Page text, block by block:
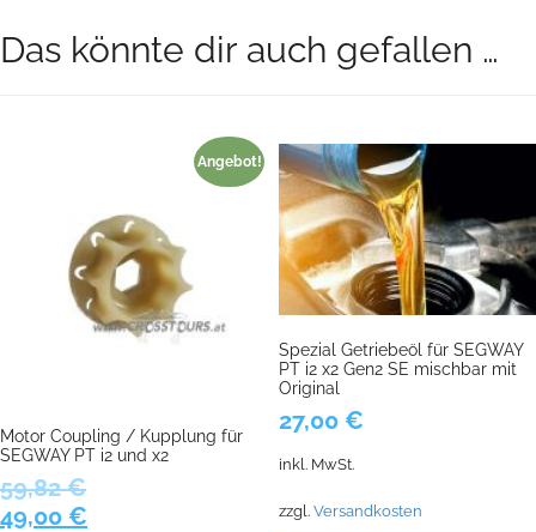
Das könnte dir auch gefallen …
Angebot!
Motor Coupling / Kupplung für
SEGWAY PT i2 und x2
59,82€
Ursprünglicher
49,00 €
Spezial Getriebeöl für SEGWAY
PT i2 x2 Gen2 SE mischbar mit
Original
27,00 €
inkl. MwSt.
zzgl. Versandkosten